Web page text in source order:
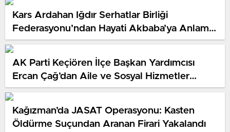
Kars Ardahan Iğdır Serhatlar Birliği
Federasyonu’ndan Hayati Akbaba’ya Anlamlı
Ziyaret
AK Parti Keçiören İlçe Başkan Yardımcısı
Ercan Çağ’dan Aile ve Sosyal Hizmetler
Bakanlığı’na Önemli Ziyaret
Kağızman’da JASAT Operasyonu: Kasten
Öldürme Suçundan Aranan Firari Yakalandı